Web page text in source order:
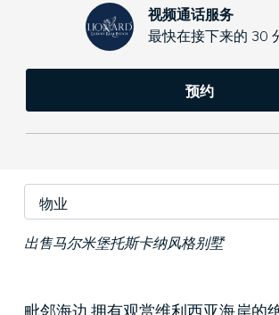
视频通话服务
最快在接下来的 30
预约
出售马尔米堡托斯卡纳风格别墅
毗邻海边,拥有观赏维利西亚海岸的